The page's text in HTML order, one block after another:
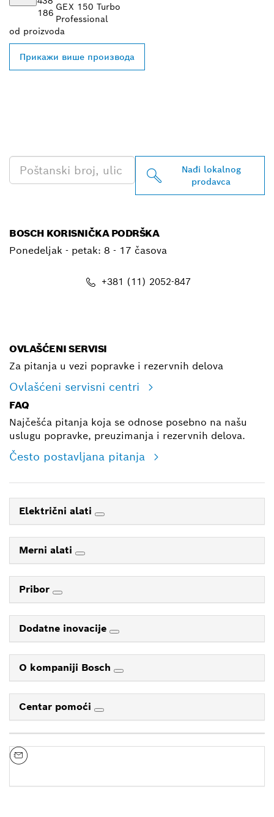
186
GEX 150 Turbo
Professional
od proizvoda
Прикажи више производа
Nađi lokalnog
prodavca
BOSCH KORISNIČKA PODRŠKA
Ponedeljak - petak: 8 - 17 časova
+381 (11) 2052-847
OVLAŠĆENI SERVISI
Za pitanja u vezi popravke i rezervnih delova
Ovlašćeni servisni centri
FAQ
Najčešća pitanja koja se odnose posebno na našu
uslugu popravke, preuzimanja i rezervnih delova.
Često postavljana pitanja
Električni alati
Merni alati
Pribor
Dodatne inovacije
O kompaniji Bosch
Centar pomoći